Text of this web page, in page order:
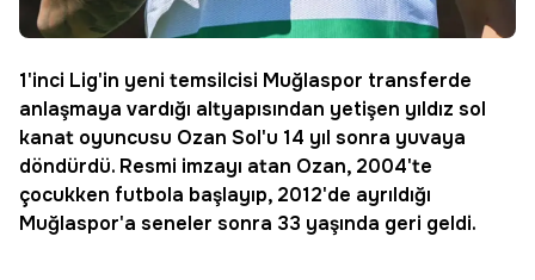
1'inci Lig'in yeni temsilcisi Muğlaspor transferde
anlaşmaya vardığı altyapısından yetişen yıldız sol
kanat oyuncusu Ozan Sol'u 14 yıl sonra yuvaya
döndürdü. Resmi imzayı atan Ozan, 2004'te
çocukken futbola başlayıp, 2012'de ayrıldığı
Muğlaspor'a seneler sonra 33 yaşında geri geldi.